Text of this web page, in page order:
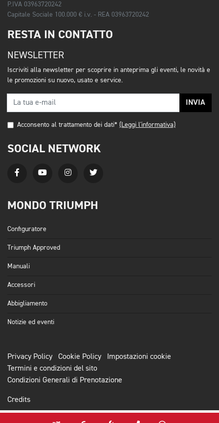
P.IVA 03963720242
Capitale Sociale 100.000 € i.v. - REA 03963720242
RESTA IN CONTATTO
NEWSLETTER
Iscriviti alla newsletter per scoprire in anteprima gli eventi, le novità e
le promozioni su nuovo, usato e service.
INVIA
Acconsento al trattamento dei dati* (Leggi l'informativa)
SOCIAL NETWORK
MONDO TRIUMPH
Configuratore
Triumph Approved
Manuali
Accessori
Abbigliamento
Notizie ed eventi
Privacy Policy Cookie Policy
Impostazioni cookie
Termini e condizioni del sito
Condizioni Generali di Prenotazione
Credits